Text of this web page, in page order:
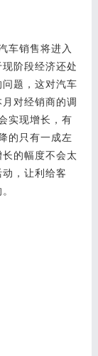
车销售将进入
阶段经济还处
题，这对汽车
对经销商的调
实现增长，有
的只有一成左
的幅度不会太
，让利给客